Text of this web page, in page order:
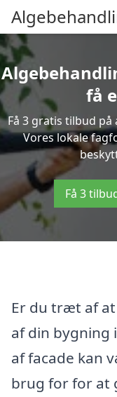
få
Få 3 gratis tilbud
Vores lokale
Få 3
Er du træt af
af din bygning
af facade kan
brug for for at